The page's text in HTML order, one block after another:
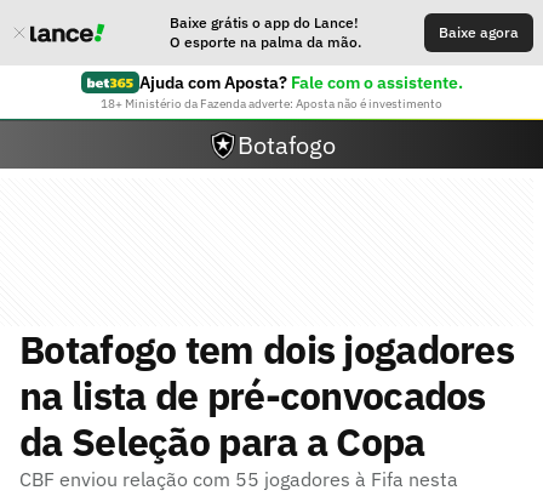
Baixe grátis o app do Lance!
O esporte na palma da mão.
Baixe agora
Ajuda com Aposta? Fale com o assistente.
18+ Ministério da Fazenda adverte: Aposta não é investimento
Botafogo
Botafogo tem dois jogadores
na lista de pré-convocados
da Seleção para a Copa
CBF enviou relação com 55 jogadores à Fifa nesta